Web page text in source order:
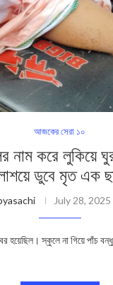
আজকের সেরা ১০
করে লুকিয়ে
ডুবে মৃত এক
July 28, 2025
হয়েছিল। স্কুলে না গিয়ে পাঁচ